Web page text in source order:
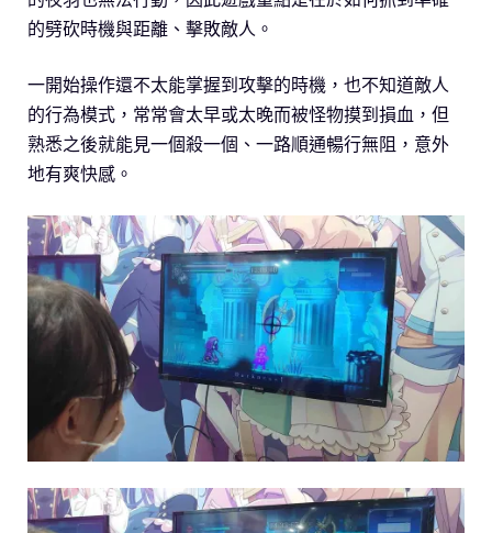
的劈砍時機與距離、擊敗敵人。
一開始操作還不太能掌握到攻擊的時機，也不知道敵人
的行為模式，常常會太早或太晚而被怪物摸到損血，但
熟悉之後就能見一個殺一個、一路順通暢行無阻，意外
地有爽快感。